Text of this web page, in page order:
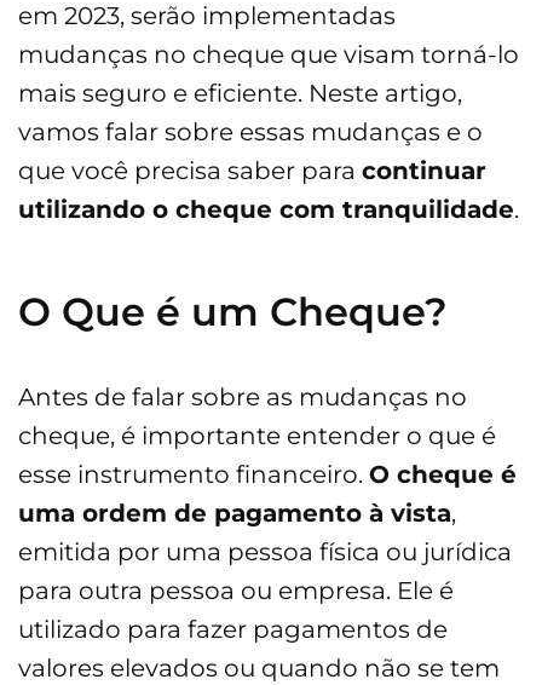
em 2023, serão implementadas
mudanças no cheque que visam torná-lo
mais seguro e eficiente. Neste artigo,
vamos falar sobre essas mudanças e o
que você precisa saber para continuar
utilizando o cheque com tranquilidade.
O Que é um Cheque?
Antes de falar sobre as mudanças no
cheque, é importante entender o que é
esse instrumento financeiro. O cheque é
uma ordem de pagamento à vista,
emitida por uma pessoa física ou jurídica
para outra pessoa ou empresa. Ele é
utilizado para fazer pagamentos de
valores elevados ou quando não se tem